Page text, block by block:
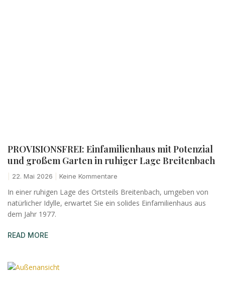
PROVISIONSFREI: Einfamilienhaus mit Potenzial
und großem Garten in ruhiger Lage Breitenbach
22. Mai 2026 Keine Kommentare
In einer ruhigen Lage des Ortsteils Breitenbach, umgeben von
natürlicher Idylle, erwartet Sie ein solides Einfamilienhaus aus
dem Jahr 1977.
READ MORE